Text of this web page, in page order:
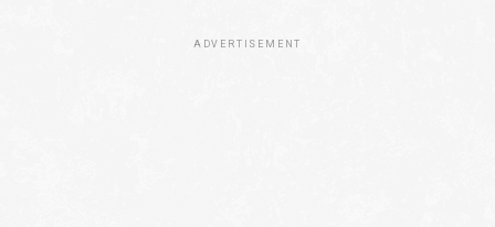
ADVERTISEMENT